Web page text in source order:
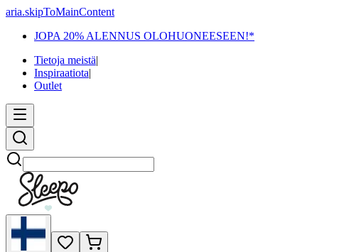
aria.skipToMainContent
JOPA 20% ALENNUS OLOHUONEESEEN!*
Tietoja meistä|
Inspiraatiota|
Outlet
Etsi